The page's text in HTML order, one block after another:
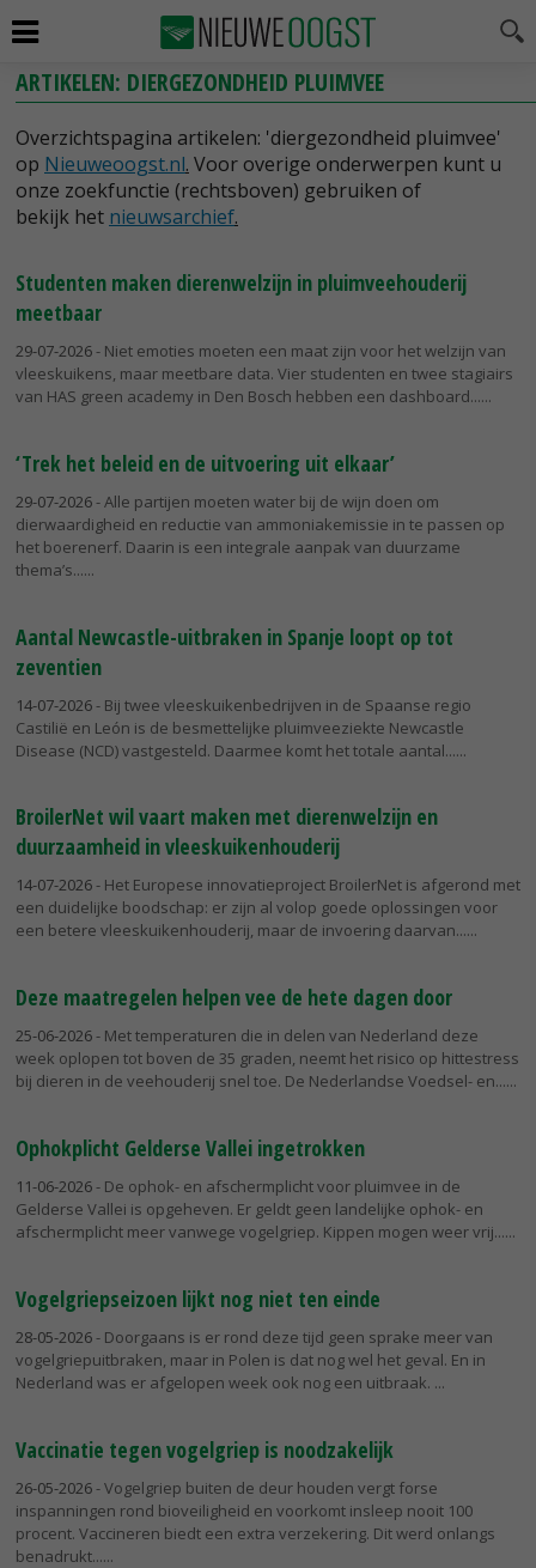
ARTIKELEN: DIERGEZONDHEID PLUIMVEE
Overzichtspagina artikelen: 'diergezondheid pluimvee'
op Nieuweoogst.nl. Voor overige onderwerpen kunt u
onze zoekfunctie (rechtsboven) gebruiken of
bekijk het nieuwsarchief.
Studenten maken dierenwelzijn in pluimveehouderij
meetbaar
29-07-2026- Niet emoties moeten een maat zijn voor het welzijn van
vleeskuikens, maar meetbare data. Vier studenten en twee stagiairs
van HAS green academy in Den Bosch hebben een dashboard...
‘Trek het beleid en de uitvoering uit elkaar’
29-07-2026- Alle partijen moeten water bij de wijn doen om
dierwaardigheid en reductie van ammoniakemissie in te passen op
het boerenerf. Daarin is een integrale aanpak van duurzame
thema’s...
Aantal Newcastle-uitbraken in Spanje loopt op tot
zeventien
14-07-2026- Bij twee vleeskuikenbedrijven in de Spaanse regio
Castilië en León is de besmettelijke pluimveeziekte Newcastle
Disease (NCD) vastgesteld. Daarmee komt het totale aantal...
BroilerNet wil vaart maken met dierenwelzijn en
duurzaamheid in vleeskuikenhouderij
14-07-2026- Het Europese innovatieproject BroilerNet is afgerond met
een duidelijke boodschap: er zijn al volop goede oplossingen voor
een betere vleeskuikenhouderij, maar de invoering daarvan...
Deze maatregelen helpen vee de hete dagen door
25-06-2026- Met temperaturen die in delen van Nederland deze
week oplopen tot boven de 35 graden, neemt het risico op hittestress
bij dieren in de veehouderij snel toe. De Nederlandse Voedsel- en...
Ophokplicht Gelderse Vallei ingetrokken
11-06-2026- De ophok- en afschermplicht voor pluimvee in de
Gelderse Vallei is opgeheven. Er geldt geen landelijke ophok- en
afschermplicht meer vanwege vogelgriep. Kippen mogen weer vrij...
Vogelgriepseizoen lijkt nog niet ten einde
28-05-2026- Doorgaans is er rond deze tijd geen sprake meer van
vogelgriepuitbraken, maar in Polen is dat nog wel het geval. En in
Nederland was er afgelopen week ook nog een uitbraak.
Vaccinatie tegen vogelgriep is noodzakelijk
26-05-2026- Vogelgriep buiten de deur houden vergt forse
inspanningen rond bioveiligheid en voorkomt insleep nooit 100
procent. Vaccineren biedt een extra verzekering. Dit werd onlangs
benadrukt...